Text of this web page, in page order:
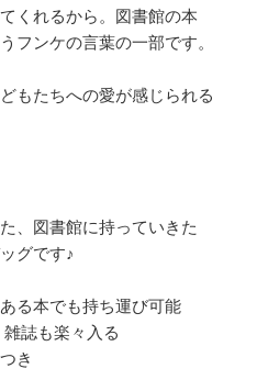
くれるから。図書館の本
フンケの言葉の一部です。
もたちへの愛が感じられる
、図書館に持っていきた
グです♪
る本でも持ち運び可能
誌も楽々入る
き